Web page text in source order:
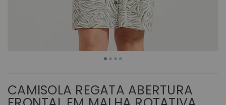
CAMISOLA REGATA ABERTURA